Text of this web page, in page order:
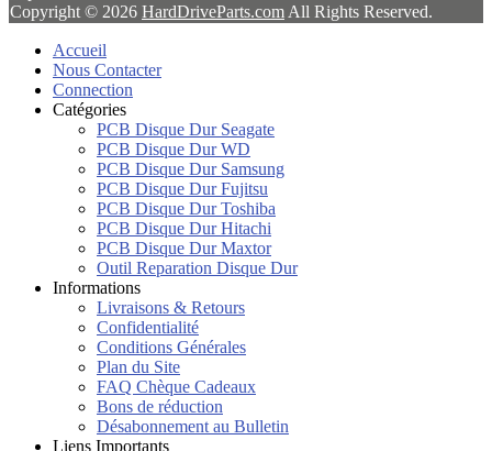
Copyright © 2026 HardDriveParts.com All Rights Reserved.
Accueil
Nous Contacter
Connection
Catégories
PCB Disque Dur Seagate
PCB Disque Dur WD
PCB Disque Dur Samsung
PCB Disque Dur Fujitsu
PCB Disque Dur Toshiba
PCB Disque Dur Hitachi
PCB Disque Dur Maxtor
Outil Reparation Disque Dur
Informations
Livraisons & Retours
Confidentialité
Conditions Générales
Plan du Site
FAQ Chèque Cadeaux
Bons de réduction
Désabonnement au Bulletin
Liens Importants